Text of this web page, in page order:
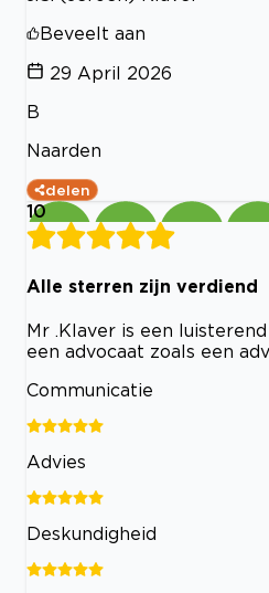
Beveelt aan
29 April 2026
B
Naarden
delen
10
Alle sterren zijn verdiend
Mr .Klaver is een
een advocaat zoals een
Communicatie
Advies
Deskundigheid